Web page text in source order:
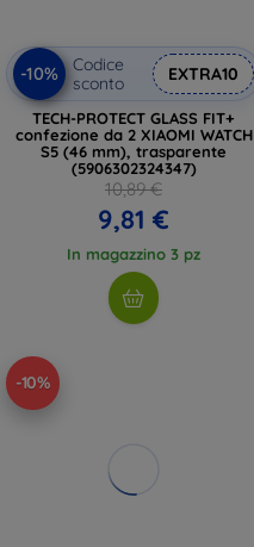
-10%
Codice
sconto
EXTRA10
TECH-PROTECT GLASS FIT+
confezione da 2 XIAOMI WATCH
S5 (46 mm), trasparente
(5906302324347)
10,89 €
9,81 €
In magazzino 3 pz
-10%